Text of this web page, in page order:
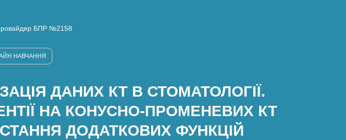
БПР №2158
НАВЧАННЯ
ДАНИХ КТ В СТОМАТОЛОГІЇ.
НА КОНУСНО-ПРОМЕНЕВИХ КТ
ДОДАТКОВИХ ФУНКЦІЙ